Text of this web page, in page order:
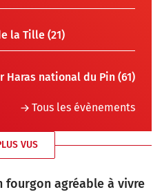
la Tille (21)
Haras national du Pin (61)
Tous les évènements
VUS
fourgon agréable à vivre